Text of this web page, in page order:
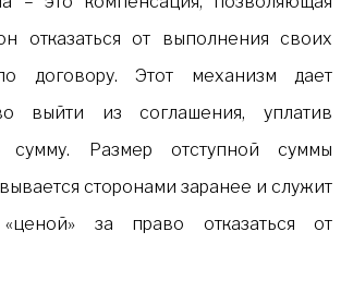
отказаться от выполнения своих
договору. Этот механизм дает
выйти из соглашения, уплатив
сумму. Размер отступной суммы
сторонами заранее и служит
«ценой» за право отказаться от